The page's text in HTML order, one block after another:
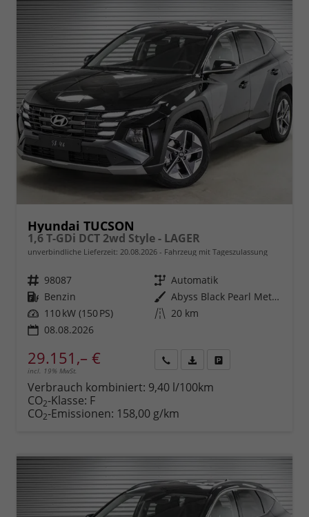
Hyundai TUCSON
1,6 T-GDi DCT 2wd Style - LAGER
unverbindliche Lieferzeit: 20.08.2026 Fahrzeug mit Tageszulassung
Fahrzeugnr. 98087 Getriebe Automatik
Kraftstoff Benzin Außenfarbe
Abyss Black Pearl Metallic ()
Leistung 110 kW (150 PS) Kilometerstand 20 km
08.08.2026
29.151,– €
incl. 19% MwSt.
anfordern
Datei,
Verbrauch kombiniert: 9,40 l/100km
CO2-Klasse: F
CO2-Emissionen: 158,00 g/km